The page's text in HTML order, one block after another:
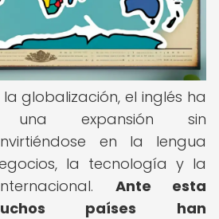
globalización, el inglés ha
una expansión sin
en la lengua
la tecnología y la
Ante esta
países han